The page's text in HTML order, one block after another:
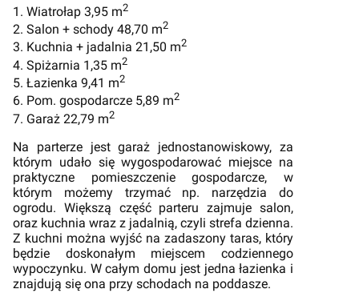
1. Wiatrołap 3,95 m2
2. Salon + schody 48,70 m2
3. Kuchnia + jadalnia 21,50 m2
4. Spiżarnia 1,35 m2
5. Łazienka 9,41 m2
6. Pom. gospodarcze 5,89 m2
7. Garaż 22,79 m2
Na parterze jest garaż jednostanowiskowy, za
którym udało się wygospodarować miejsce na
praktyczne pomieszczenie gospodarcze, w
którym możemy trzymać np. narzędzia do
ogrodu. Większą część parteru zajmuje salon,
oraz kuchnia wraz z jadalnią, czyli strefa dzienna.
Z kuchni można wyjść na zadaszony taras, który
będzie doskonałym miejscem codziennego
wypoczynku. W całym domu jest jedna łazienka i
znajdują się ona przy schodach na poddasze.